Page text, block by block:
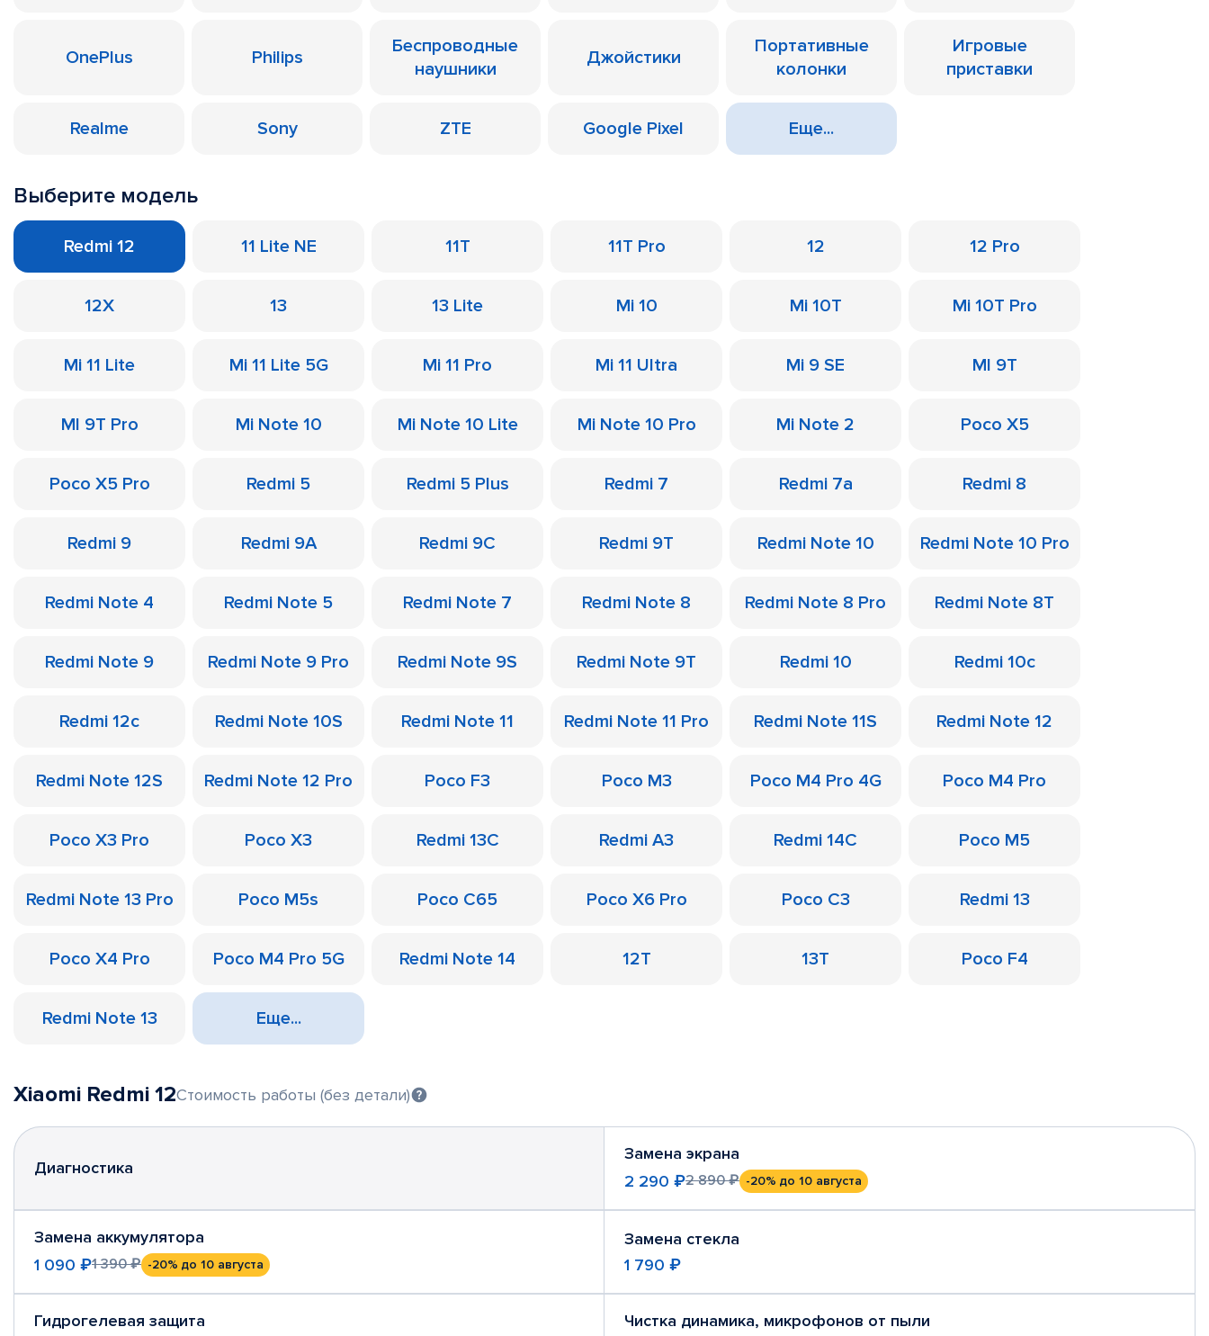
OnePlus Philips
Беспроводные
наушники
Джойстики
Портативные
колонки
Игровые
приставки
Realme Sony ZTE Google Pixel Еще...
Выберите модель
Redmi 12 11 Lite NE 11T 11T Pro 12 12 Pro
12X 13 13 Lite Mi 10 Mi 10T Mi 10T Pro
Mi 11 Lite Mi 11 Lite 5G Mi 11 Pro Mi 11 Ultra Mi 9 SE MI 9T
MI 9T Pro Mi Note 10 Mi Note 10 Lite Mi Note 10 Pro Mi Note 2 Poco X5
Poco X5 Pro Redmi 5 Redmi 5 Plus Redmi 7 Redmi 7a Redmi 8
Redmi 9 Redmi 9A Redmi 9C Redmi 9T Redmi Note 10 Redmi Note 10 Pro
Redmi Note 4 Redmi Note 5 Redmi Note 7 Redmi Note 8 Redmi Note 8 Pro Redmi Note 8T
Redmi Note 9 Redmi Note 9 Pro Redmi Note 9S Redmi Note 9T Redmi 10 Redmi 10c
Redmi 12c Redmi Note 10S Redmi Note 11 Redmi Note 11 Pro Redmi Note 11S Redmi Note 12
Redmi Note 12S Redmi Note 12 Pro Poco F3 Poco M3 Poco M4 Pro 4G Poco M4 Pro
Poco X3 Pro Poco X3 Redmi 13C Redmi A3 Redmi 14C Poco M5
Redmi Note 13 Pro Poco M5s Poco C65 Poco X6 Pro Poco C3 Redmi 13
Poco X4 Pro Poco M4 Pro 5G Redmi Note 14 12T 13T Poco F4
Redmi Note 13 Еще...
Xiaomi Redmi 12Стоимость работы (без детали)
Диагностика
Замена экрана
2 290 ₽2 890 ₽ -20% до 10 августа
Замена аккумулятора
1 090 ₽1 390 ₽ -20% до 10 августа
Замена стекла
1 790 ₽
Гидрогелевая защита Чистка динамика, микрофонов от пыли